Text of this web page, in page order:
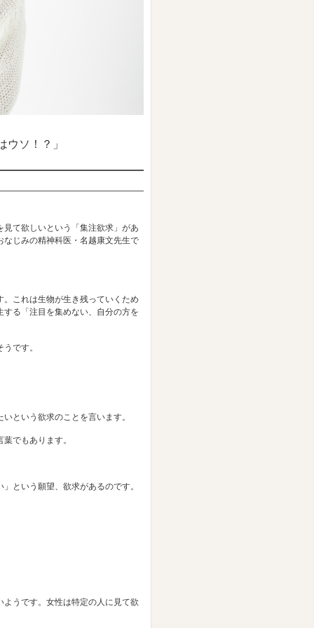
ソ！？」
て欲しいという「集注欲求」があ
じみの精神科医・名越康文先生で
これは生物が生き残っていくため
る「注目を集めない、自分の方を
です。
という欲求のことを言います。
でもあります。
という願望、欲求があるのです。
うです。女性は特定の人に見て欲